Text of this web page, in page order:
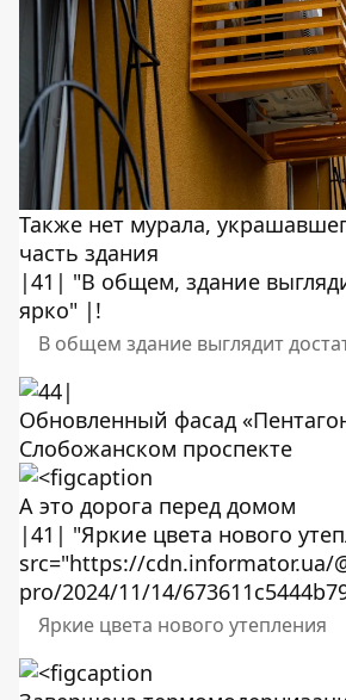
Также нет мурала,
часть здания
|41| "В общем, здание
ярко" |!
В общем здание выглядит
Обновленный фасад
Слобожанском проспекте
А это дорога перед домом
|41| "Яркие цвета нового
src="https://cdn.informator.ua/
pro/2024/11/14/
Яркие цвета нового утепления